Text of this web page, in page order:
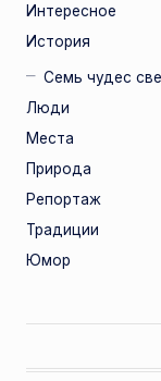
Интересное
История
Семь чудес
Люди
Места
Природа
Репортаж
Традиции
Юмор